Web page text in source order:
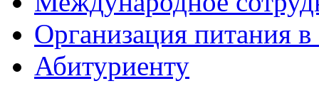
Организация питания в
Абитуриенту